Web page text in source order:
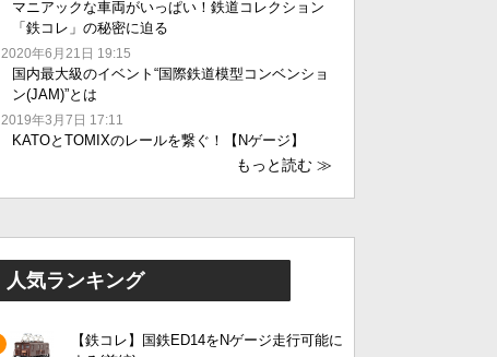
マニアックな車両がいっぱい！鉄道コレクション
「鉄コレ」の秘密に迫る
2020年6月21日 19:15
国内最大級のイベント“国際鉄道模型コンベンショ
ン(JAM)”とは
2019年3月7日 17:11
KATOとTOMIXのレールを繋ぐ！【Nゲージ】
もっと読む≫
人気ランキング
【鉄コレ】国鉄ED14をNゲージ走行可能に